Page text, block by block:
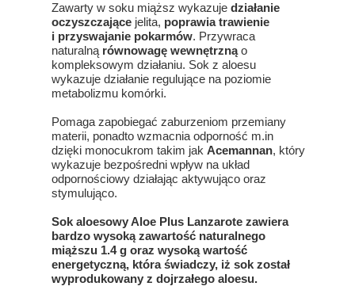
Zawarty w soku miąższ wykazuje działanie
oczyszczające jelita, poprawia trawienie
i przyswajanie pokarmów. Przywraca
naturalną równowagę wewnętrznąo
kompleksowym działaniu. Sok z aloesu
wykazuje działanie regulujące na poziomie
metabolizmu komórki.
Pomaga zapobiegać zaburzeniom przemiany
materii, ponadto wzmacnia odporność m.in
dzięki monocukrom takim jak Acemannan, który
wykazuje bezpośredni wpływ na układ
odpornościowy działając aktywująco oraz
stymulująco.
Sok aloesowy Aloe Plus Lanzarote zawiera
bardzo wysoką zawartość naturalnego
miąższu 1.4 g oraz wysoką wartość
energetyczną, która świadczy, iż sok został
wyprodukowany z dojrzałego aloesu.